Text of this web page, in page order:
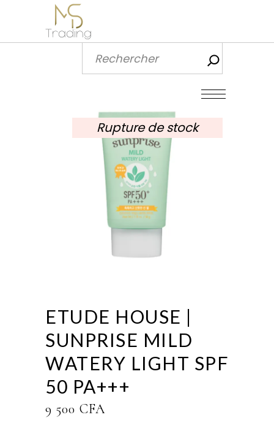
Rupture de stock
ETUDE HOUSE |
SUNPRISE MILD
WATERY LIGHT SPF
50 PA+++
9 500 CFA